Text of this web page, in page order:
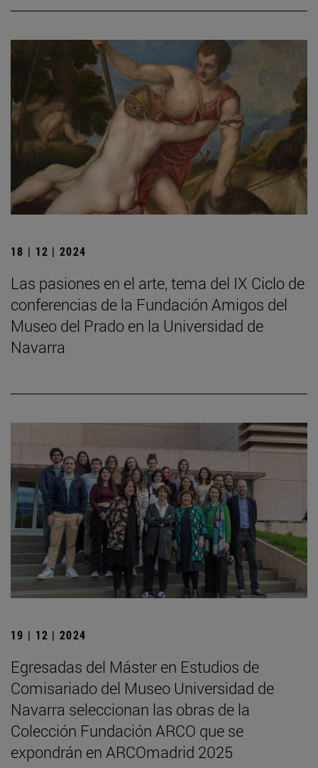
18 | 12 | 2024
Las pasiones en el arte, tema del IX Ciclo de
conferencias de la Fundación Amigos del
Museo del Prado en la Universidad de
Navarra
19 | 12 | 2024
Egresadas del Máster en Estudios de
Comisariado del Museo Universidad de
Navarra seleccionan las obras de la
Colección Fundación ARCO que se
expondrán en ARCOmadrid 2025